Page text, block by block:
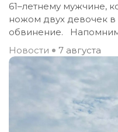
61–летнему мужчине,
ножом двух девочек в
обвинение.
Новости
7 августа